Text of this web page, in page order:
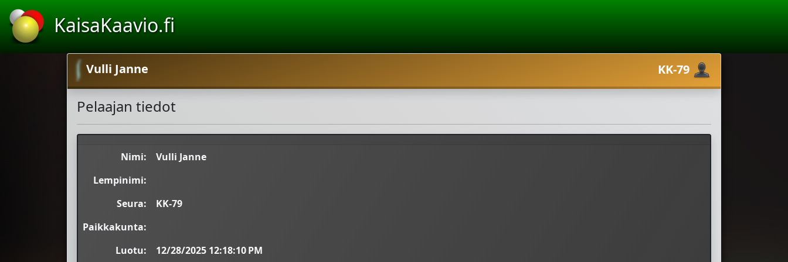
KaisaKaavio.fi
Vulli Janne KK-79
Pelaajan tiedot
Nimi:
Vulli Janne
Lempinimi:
Seura:
KK-79
Paikkakunta:
Luotu:
12/28/2025 12:18:10 PM